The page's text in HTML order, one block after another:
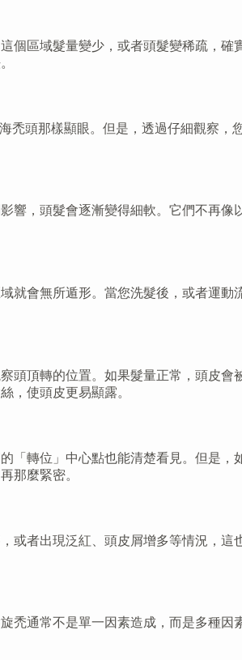
個區域髮量變少，或者頭髮變稀疏，
禿頭那樣顯眼。但是，透過仔細觀察
響，頭髮會逐漸變得細軟。它們不再
就會無所遁形。當您洗髮後，或者運
頭頂轉的位置。如果髮量正常，頭皮
，使頭皮更易顯露。
「轉位」中心點也能清楚看見。但是
那麼緊密。
或者出現泛紅、頭皮屑增多等情況，
禿通常不是單一因素造成，而是多種因